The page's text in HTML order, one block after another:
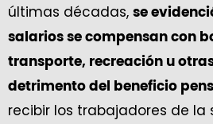
últimas décadas, se
salarios se compensan con
transporte, recreación u
detrimento del beneficio
recibir los trabajadores de la